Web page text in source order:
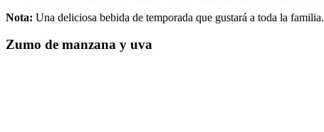
Nota: Una deliciosa bebida de temporada que gustará a toda la familia.
Zumo de manzana y uva